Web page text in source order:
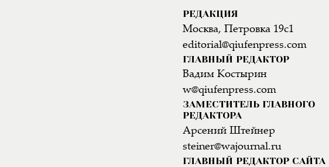
РЕДАКЦИЯ
Москва, Петровка 19с1
editorial@qiufenpress.com
ГЛАВНЫЙ РЕДАКТОР
Вадим Костырин
w@qiufenpress.com
ЗАМЕСТИТЕЛЬ ГЛАВНОГО
РЕДАКТОРА
Арсений Штейнер
steiner@wajournal.ru
ГЛАВНЫЙ РЕДАКТОР САЙТА